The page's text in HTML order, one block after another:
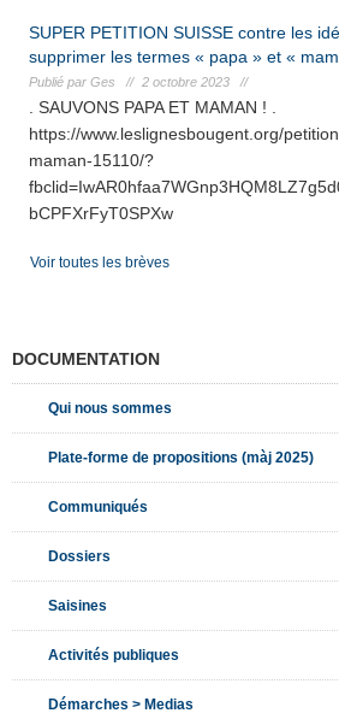
SUPER PETITION SUISSE contre les
supprimer les termes « papa » et «
Publié par Ges // 2 octobre 2023 //
. SAUVONS PAPA ET MAMAN ! .
https://www.leslignesbougent.org/
maman-15110/?
bCPFXrFyT0SPXw
Voir toutes les brèves
DOCUMENTATION
Qui nous sommes
Plate-forme de propositions (màj 2025)
Communiqués
Dossiers
Saisines
Activités publiques
Démarches > Medias